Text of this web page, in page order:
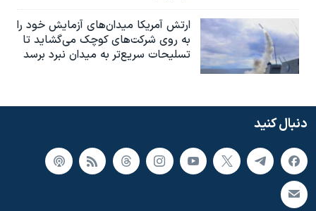
ارتش آمریکا میدان‌های آزمایش خود را
به روی شرکت‌های کوچک می‌گشاید تا
تسلیحات سریع‌تر به میدان نبرد برسد
دنبال کنید